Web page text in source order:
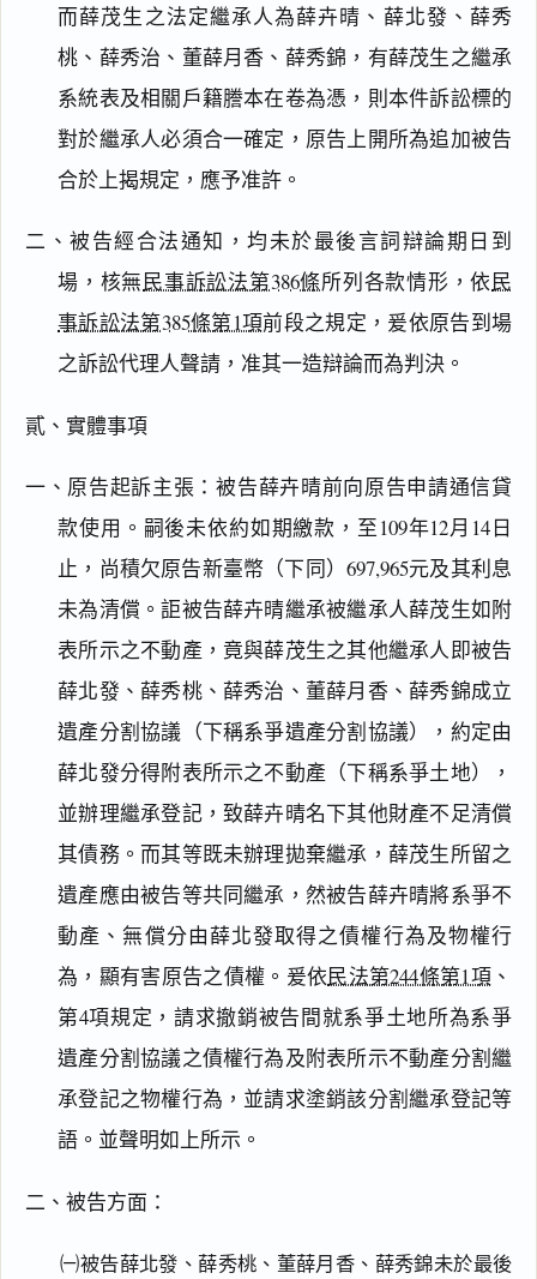
而薛茂生之法定繼承人為薛卉晴、薛北發、薛秀
桃、薛秀治、董薛月香、薛秀錦，有薛茂生之繼承
系統表及相關戶籍謄本在卷為憑，則本件訴訟標的
對於繼承人必須合一確定，原告上開所為追加被告
合於上揭規定，應予准許。
二、被告經合法通知，均未於最後言詞辯論期日到
場，核無民事訴訟法第386條所列各款情形，依民
事訴訟法第385條第1項前段之規定，爰依原告到場
之訴訟代理人聲請，准其一造辯論而為判決。
貳、實體事項
一、原告起訴主張：被告薛卉晴前向原告申請通信貸
款使用。嗣後未依約如期繳款，至109年12月14日
止，尚積欠原告新臺幣（下同）697,965元及其利息
未為清償。詎被告薛卉晴繼承被繼承人薛茂生如附
表所示之不動產，竟與薛茂生之其他繼承人即被告
薛北發、薛秀桃、薛秀治、董薛月香、薛秀錦成立
遺產分割協議（下稱系爭遺產分割協議），約定由
薛北發分得附表所示之不動產（下稱系爭土地），
並辦理繼承登記，致薛卉晴名下其他財產不足清償
其債務。而其等既未辦理拋棄繼承，薛茂生所留之
遺產應由被告等共同繼承，然被告薛卉晴將系爭不
動產、無償分由薛北發取得之債權行為及物權行
為，顯有害原告之債權。爰依民法第244條第1項 、
第4項規定，請求撤銷被告間就系爭土地所為系爭
遺產分割協議之債權行為及附表所示不動產分割繼
承登記之物權行為，並請求塗銷該分割繼承登記等
語。並聲明如上所示。
二、被告方面：
㈠被告薛北發、薛秀桃、董薛月香、薛秀錦未於最後